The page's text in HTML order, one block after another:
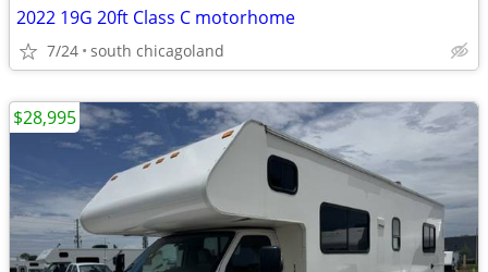
2022 19G 20ft Class C motorhome
7/24 south chicagoland
$28,995